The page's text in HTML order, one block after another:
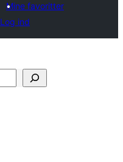
Mine favoritter
Log ind